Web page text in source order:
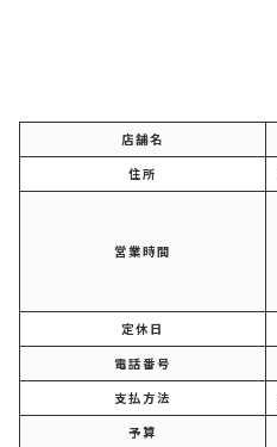
店舗名
住所
営業時間
定休日
電話番号
支払方法
予算